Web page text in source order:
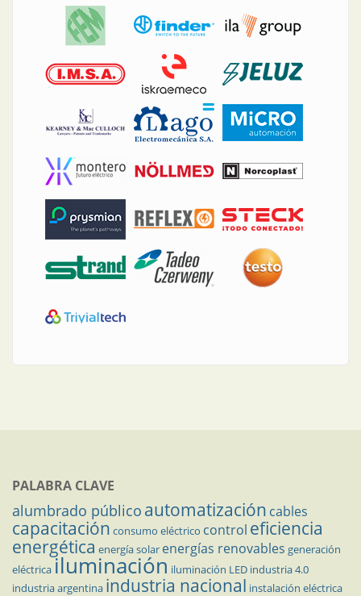
PALABRA CLAVE
alumbrado público automatización cables
capacitación consumo eléctrico control eficiencia
energética energía solar energías renovables generación
eléctricailuminación iluminación LED industria 4.0
industria argentina industria nacional instalación eléctrica